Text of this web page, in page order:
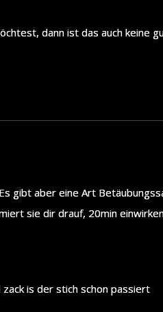
dann ist das auch keine
gibt aber eine Art
sie dir drauf, 20min
is der stich schon passiert